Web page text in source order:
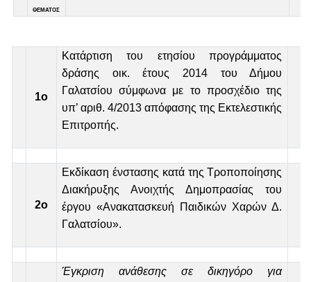
ΘΕΜΑΤΟΣ
1ο
Κατάρτιση του ετησίου προγράμματος
δράσης οικ. έτους 2014 του Δήμου
Γαλατσίου σύμφωνα με το προσχέδιο της
υπ’ αριθ. 4/2013 απόφασης της Εκτελεστικής
Επιτροπής.
2ο
Εκδίκαση ένστασης κατά της Τροποποίησης
Διακήρυξης Ανοιχτής Δημοπρασίας του
έργου «Ανακατασκευή Παιδικών Χαρών Δ.
Γαλατσίου».
Έγκριση ανάθεσης σε δικηγόρο για